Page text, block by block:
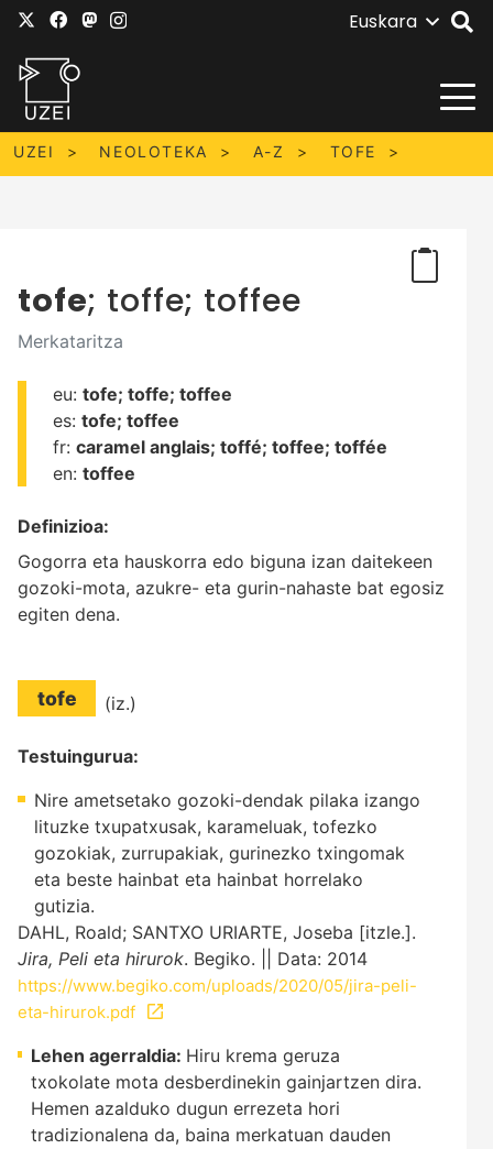
Euskara
UZEI NEOLOTEKA A-Z TOFE
tofe; toffe; toffee
Merkataritza
eu: tofe; toffe; toffee
es: tofe; toffee
fr: caramel anglais; toffé; toffee; toffée
en: toffee
Definizioa:
Gogorra eta hauskorra edo biguna izan daitekeen
gozoki-mota, azukre- eta gurin-nahaste bat egosiz
egiten dena.
tofe (iz.)
Testuingurua:
Nire ametsetako gozoki-dendak pilaka izango
lituzke txupatxusak, karameluak, tofezko
gozokiak, zurrupakiak, gurinezko txingomak
eta beste hainbat eta hainbat horrelako
gutizia.
DAHL, Roald; SANTXO URIARTE, Joseba [itzle.].
Jira, Peli eta hirurok. Begiko. || Data: 2014
https://www.begiko.com/uploads/2020/05/jira-peli-
eta-hirurok.pdf
Lehen agerraldia: Hiru krema geruza
txokolate mota desberdinekin gainjartzen dira.
Hemen azalduko dugun errezeta hori
tradizionalena da, baina merkatuan dauden